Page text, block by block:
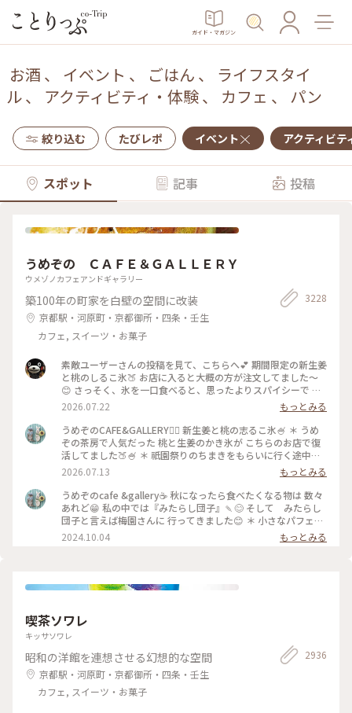
ガイド・マガジン
お酒 、 イベント 、 ごはん 、 ライフスタイ
ル、 アクティビティ・体験、 カフェ 、 パン
絞り込む たびレポ イベント アクティビテ
スポット 記事 投稿
うめぞの ＣＡＦＥ＆ＧＡＬＬＥＲＹ
ウメゾノカフェアンドギャラリー
築100年の町家を白壁の空間に改装
京都駅・河原町・京都御所・四条・壬生
カフェ, スイーツ・お菓子
3228
素敵ユーザーさんの投稿を見て、こちらへ💕 期間限定の新生姜
と桃のしるこ氷🍑 お店に入ると大概の方が注文してました〜
😊 さっそく、氷を一口食べると、思ったよりスパイシーで 生
姜の風味が口いっぱい広がります🥰 氷で生姜…はじめて…！
桃も程よい量で、食べ進めると下には、こし餡！ だから、し
るこなんですね〜🤔 頼んだ時は、何でだろうと思ったけど、な
るほど〜です😘 この後も、山鉾巡りなので、あっという間に
汗💦になるけど、 真夏に食べるかき氷🍧、魅力的ですよね✨✨
2026.07.22
もっとみる
うめぞのCAFE&GALLERY🏳️‍🌈 新生姜と桃の志るこ氷🍧 ＊ うめ
ぞの茶房で人気だった 桃と生姜のかき氷が こちらのお店で復
活してました🍑🍧 ＊ 祇園祭りのちまきをもらいに行く途中に
寄ろうかなどうしようかな？と 考えながら前を通ったら桃氷
の看板でていたので スルーできませんでした😆 ＊ ぴりりとく
る新生姜のシロップが すごいアクセントになって🫚 合間合間
にみずみずしい桃のスライスを いただきます🍑 ちょっと見え
づらいですが 中にはもっちり白玉と そしてこし餡が入ってい
るので 最後には、しるこ氷としていただきました😊 ＊ 人気か
き氷だけに🍧 私が最後の一杯だったようで 注文したあとにす
に幸せでした😊 ＊ ギャラリーでは風鈴展が🎐 陶器のブルーの
めぞの #梅園
2026.07.13
もっとみる
うめぞのcafe &gallery☕️ 秋になったら食べたくなる物は 数々
あれど😁 私の中では『みたらし団子』🍡😊 そして みたらし
団子と言えば梅園さんに 行ってきました😊 ＊ 小さなパフェと
みたらし団子のセット🩷 この小さなパフェのセットが復活し
て 小躍りです😁 パフェにはわらび餅と小さな抹茶アイスとク
しい 蜜がたっぷりのみたらし団子はやっぱり 美味しかったで
れます😊 店内の配置を変えられたようで✨ 奥の中庭前の席が2
人席になり 通い始めて幾数年 初めて窓際に座る事ができま
した😊 中庭がいい感じです😊🌳 ＊ うめぞのcafe＆galleryは
ちょっと甘い物が食べたいなぁーと 思う時に足が向いてしま
うお店です😊 #京都カフェ #パフェ活2024 #みたらし団子 #秋
の彩り #クラシカルな街 #私の好きな京都
2024.10.04 もっとみる
喫茶ソワレ
キッサソワレ
昭和の洋館を連想させる幻想的な空間
京都駅・河原町・京都御所・四条・壬生
カフェ, スイーツ・お菓子
2936